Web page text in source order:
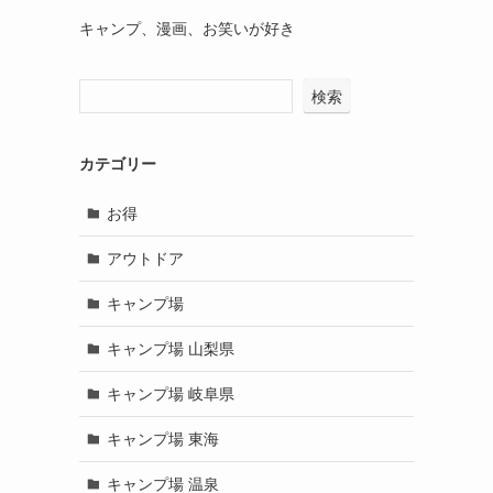
キャンプ、漫画、お笑いが好き
検索
カテゴリー
お得
アウトドア
キャンプ場
キャンプ場 山梨県
キャンプ場 岐阜県
キャンプ場 東海
キャンプ場 温泉